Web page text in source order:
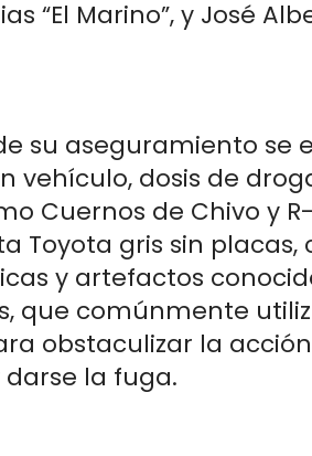
“El Marino”, y José
su aseguramiento se
vehículo, dosis de
Cuernos de Chivo y
Toyota gris sin placas,
y artefactos
que comúnmente
obstaculizar la
la fuga.